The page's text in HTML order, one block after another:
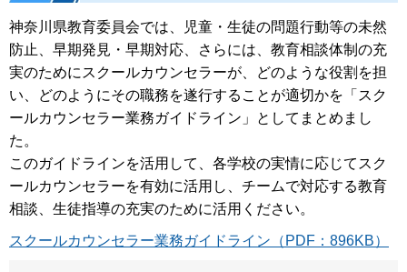
神奈川県教育委員会では、児童・生徒の問題行動等の未然
防止、早期発見・早期対応、さらには、教育相談体制の充
実のためにスクールカウンセラーが、どのような役割を担
い、どのようにその職務を遂行することが適切かを「スク
ールカウンセラー業務ガイドライン」としてまとめまし
た。
このガイドラインを活用して、各学校の実情に応じてスク
ールカウンセラーを有効に活用し、チームで対応する教育
相談、生徒指導の充実のために活用ください。
スクールカウンセラー業務ガイドライン（PDF：896KB）